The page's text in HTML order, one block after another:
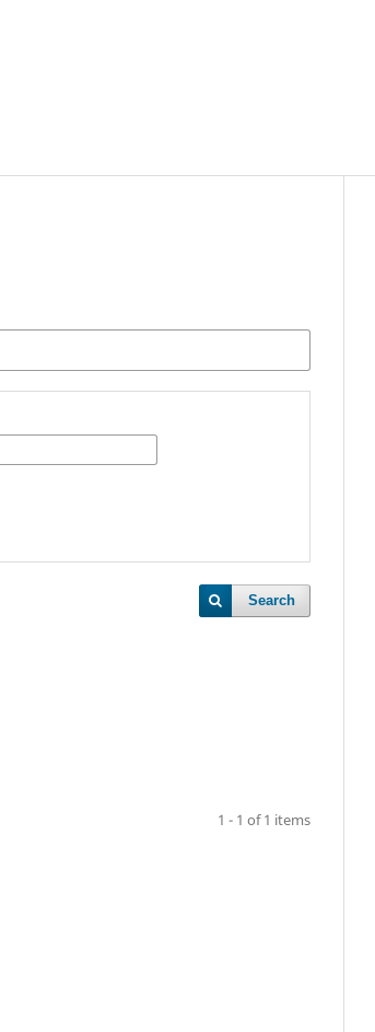
Search
1 - 1 of 1 items